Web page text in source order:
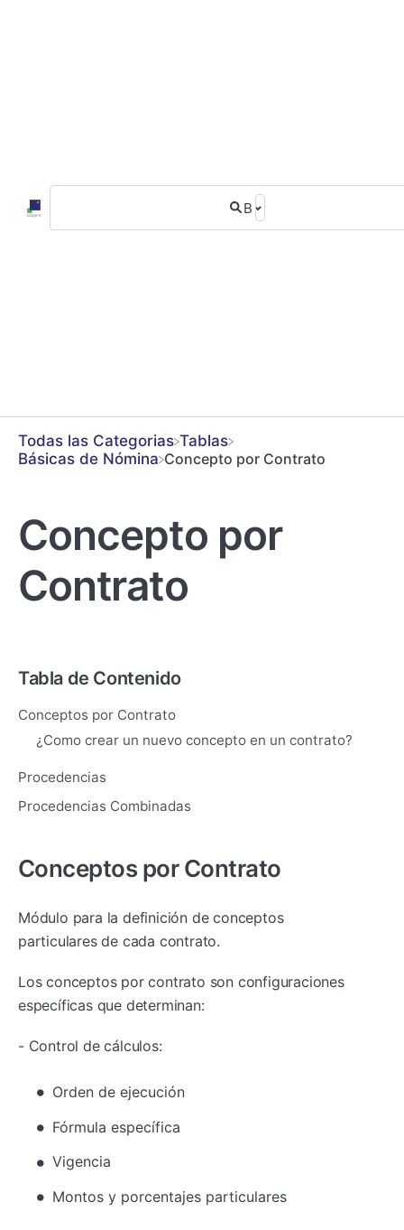
Todas las Categorias ​Tablas
​Básicas de Nómina Concepto por Contrato
Concepto por
Contrato
Tabla de Contenido
Conceptos por Contrato
¿Como crear un nuevo concepto en un contrato?
Procedencias
Procedencias Combinadas
Conceptos por Contrato
Módulo para la definición de conceptos
particulares de cada contrato.
Los conceptos por contrato son configuraciones
específicas que determinan:
- Control de cálculos:
Orden de ejecución
Fórmula específica
Vigencia
Montos y porcentajes particulares